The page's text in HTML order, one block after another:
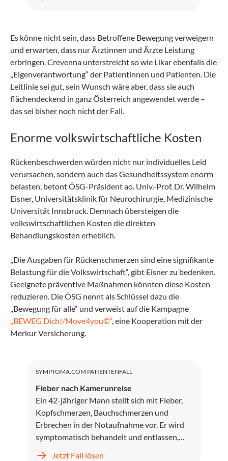
unstillbarem Erbrechen, Kopfschmerzen und
Es könne nicht sein, dass Betroffene Bewegung verweigern
und erwarten, dass nur Ärztinnen und Ärzte Leistung
erbringen. Crevenna unterstreicht so wie Likar ebenfalls die
„Eigenverantwortung“ der Patientinnen und Patienten. Die
Leitlinie sei gut, sein Wunsch wäre aber, dass sie auch
flächendeckend in ganz Österreich angewendet werde –
das sei bisher noch nicht der Fall.
Enorme volkswirtschaftliche Kosten
Rückenbeschwerden würden nicht nur individuelles Leid
verursachen, sondern auch das Gesundheitssystem enorm
belasten, betont ÖSG-Präsident ao. Univ.-Prof. Dr. Wilhelm
Eisner, Universitätsklinik für Neurochirurgie, Medizinische
Universität Innsbruck. Demnach übersteigen die
volkswirtschaftlichen Kosten die direkten
Behandlungskosten erheblich.
„Die Ausgaben für Rückenschmerzen sind eine signifikante
Belastung für die Volkswirtschaft“, gibt Eisner zu bedenken.
Geeignete präventive Maßnahmen könnten diese Kosten
reduzieren. Die ÖSG nennt als Schlüssel dazu die
„Bewegung für alle“ und verweist auf die Kampagne
„BEWEG Dich!/Move4you©“, eine Kooperation mit der
Merkur Versicherung.
SYMPTOMA.COM PATIENTENFALL
Fieber nach Kamerunreise
Ein 42-jähriger Mann stellt sich mit Fieber,
Kopfschmerzen, Bauchschmerzen und
Erbrechen in der Notaufnahme vor. Er wird
symptomatisch behandelt und entlassen,
kehrt jedoch zwei Tage später mit
Jetzt Fall lösen